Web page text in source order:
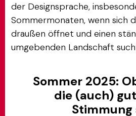
der Designsprache,
Sommermonaten, wenn sich
draußen öffnet und einen
umgebenden Landschaft
Sommer 2025:
die (auch)
Stimmung